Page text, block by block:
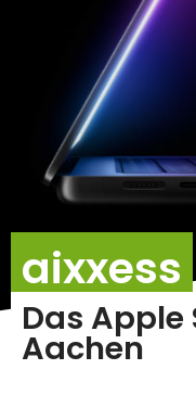
aixxess
Das
Aachen